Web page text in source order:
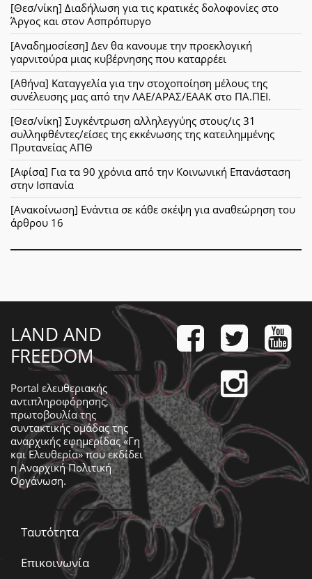
[Θεσ/νίκη] Διαδήλωση για τις κρατικές δολοφονίες στο
Άργος και στον Ασπρόπυργο
[Αναδημοσίεση] Δεν θα κανουμε την προεκλογική
γαρνιτούρα μιας κυβέρνησης που καταρρέει
[Αθήνα] Καταγγελία για την στοχοποίηση μέλους της
συνέλευσης μας από την ΛΑΕ/ΑΡΑΣ/ΕΑΑΚ στο ΠΑ.ΠΕΙ.
[Θεσ/νίκη] Συγκέντρωση αλληλεγγύης στους/ις 31
συλληφθέντες/είσες της εκκένωσης της κατειλημμένης
Πρυτανείας ΑΠΘ
[Αφίσα] Για τα 90 χρόνια από την Κοινωνική Επανάσταση
στην Ισπανία
[Ανακοίνωση] Ενάντια σε κάθε σκέψη για αναθεώρηση του
άρθρου 16
LAND AND
FREEDOM
Portal ελευθεριακής
αντιπληροφόρησης,
πρωτοβουλία της
συντακτικής ομάδας της
αναρχικής εφημερίδας «Γη
και Ελευθερία» που εκδίδει
ηΑναρχική Πολιτική
Οργάνωση.
Ταυτότητα
Επικοινωνία